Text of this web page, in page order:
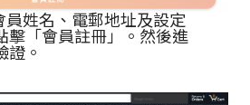
員姓名、電郵地址及設定
擊「會員註冊」。然後進
證。